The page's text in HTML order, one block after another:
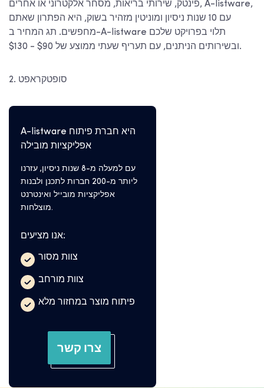
פינטק, שירותי בריאות, מסחר אלקטרוני או אחרים, A-listware,
עם 10 שנות ניסיון ומוניטין מזהיר בשוק, היא הפתרון שאתם
מחפשים. תג המחיר ב-A-listware תלוי בפרויקט שלכם
ובשירותים הניתנים, עם תעריף שעתי ממוצע של $90 - $130.
2. סופטקראפט
A-listware היא חברת פיתוח
אפליקציות מובילה
עם למעלה מ-8 שנות ניסיון, עזרנו
ליותר מ-200 חברות לתכנן ולבנות
אפליקציות מובייל ואינטרנט
מוצלחות.
אנו מציעים:
צוות מסור
צוות מורחב
פיתוח מוצר במחזור מלא
צרו קשר